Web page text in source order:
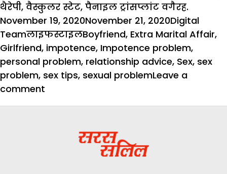
थैरेपी, वैस्कुलर स्टेट, पैनाइल ट्रांसप्लांट वगैरह.
Posted
on
November 19, 2020November 21, 2020Author
Digital
TeamCategories
लाइफस्टाइलTags
Boyfriend, Extra Marital Affair,
Girlfriend, impotence, Impotence problem,
personal problem, relationship advice, Sex, sex
problem, sex tips, sexual problemLeave a
comment